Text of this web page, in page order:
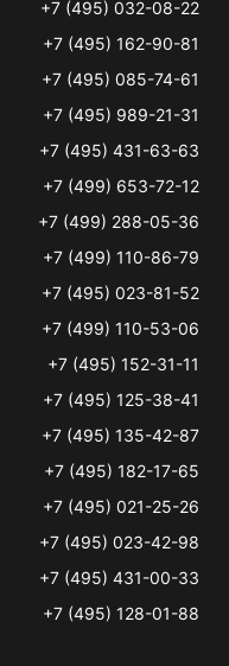
+7 (495) 032-08-22
+7 (495) 162-90-81
+7 (495) 085-74-61
+7 (495) 989-21-31
+7 (495) 431-63-63
+7 (499) 653-72-12
+7 (499) 288-05-36
+7 (499) 110-86-79
+7 (495) 023-81-52
+7 (499) 110-53-06
+7 (495) 152-31-11
+7 (495) 125-38-41
+7 (495) 135-42-87
+7 (495) 182-17-65
+7 (495) 021-25-26
+7 (495) 023-42-98
+7 (495) 431-00-33
+7 (495) 128-01-88